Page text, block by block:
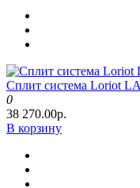
Сплит система Loriot
0
38 270.00р.
В корзину